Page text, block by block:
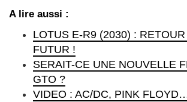
A lire aussi :
LOTUS E-R9 (2030) :
FUTUR !
SERAIT-CE UNE NOUVELLE
GTO ?
VIDEO : AC/DC, PINK